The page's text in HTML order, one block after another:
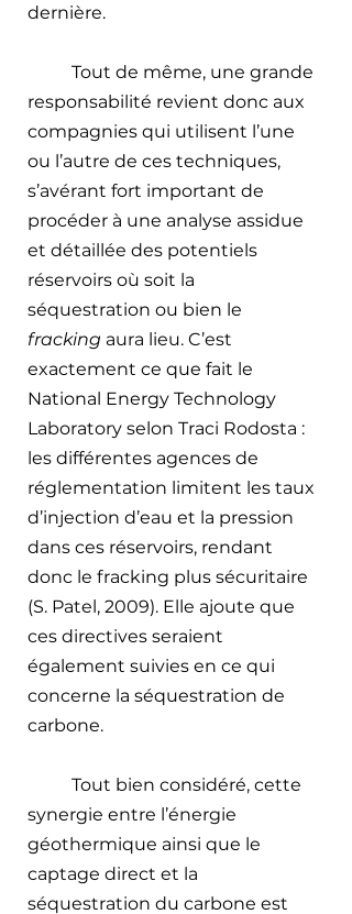
dernière.
Tout de même, une grande
responsabilité revient donc aux
compagnies qui utilisent l’une
ou l’autre de ces techniques,
s’avérant fort important de
procéder à une analyse assidue
et détaillée des potentiels
réservoirs où soit la
séquestration ou bien le
fracking aura lieu. C’est
exactement ce que fait le
National Energy Technology
Laboratory selon Traci Rodosta :
les différentes agences de
réglementation limitent les taux
d’injection d’eau et la pression
dans ces réservoirs, rendant
donc le fracking plus sécuritaire
(S. Patel, 2009). Elle ajoute que
ces directives seraient
également suivies en ce qui
concerne la séquestration de
carbone.
Tout bien considéré, cette
synergie entre l’énergie
géothermique ainsi que le
captage direct et la
séquestration du carbone est